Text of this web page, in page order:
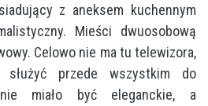
z aneksem kuchennym
Mieści dwuosobową
Celowo nie ma tu telewizora,
służyć przede wszystkim do
miało być eleganckie, a